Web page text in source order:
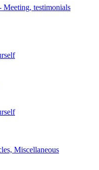
testimonials
Miscellaneous